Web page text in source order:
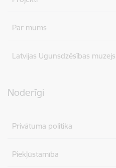
Par mums
Latvijas Ugunsdzēsības muzejs
Noderīgi
Privātuma politika
Piekļūstamība